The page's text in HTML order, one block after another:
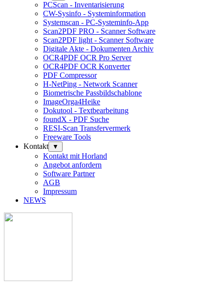
PCScan - Inventarisierung
CW-Sysinfo - Systeminformation
Systemscan - PC-Systeminfo-App
Scan2PDF PRO - Scanner Software
Scan2PDF light - Scanner Software
Digitale Akte - Dokumenten Archiv
OCR4PDF OCR Pro Server
OCR4PDF OCR Konverter
PDF Compressor
H-NetPing - Network Scanner
Biometrische Passbildschablone
ImageOrga4Heike
Dokutool - Textbearbeitung
foundX - PDF Suche
RESI-Scan Transfervermerk
Freeware Tools
Kontakt
▼
Kontakt mit Horland
Angebot anfordern
Software Partner
AGB
Impressum
NEWS